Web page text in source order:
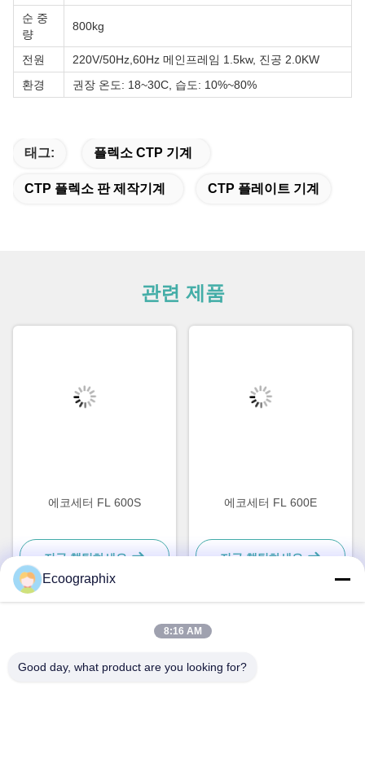
순 중
량
800kg
전원
220V/50Hz,60Hz 메인프레임 1.5kw, 진공 2.0KW
환경
권장 온도: 18~30C, 습도: 10%~80%
태그: 플렉소 CTP 기계
CTP 플렉소 판 제작기계 CTP 플레이트 기계
관련 제품
에코세터 FL 600S
지금 챗팅하세요
에코세터 FL 600E
지금 챗팅하세요
Ecoographix
8:16 AM
Good day, what product are you looking for?